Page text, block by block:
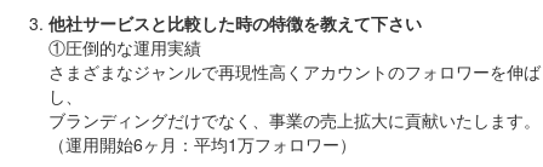
他社サービスと比較した時の特徴を教えて下さい
①圧倒的な運用実績
さまざまなジャンルで再現性高くアカウントのフォロワーを伸ば
し、
ブランディングだけでなく、事業の売上拡大に貢献いたします。
（運用開始6ヶ月：平均1万フォロワー）